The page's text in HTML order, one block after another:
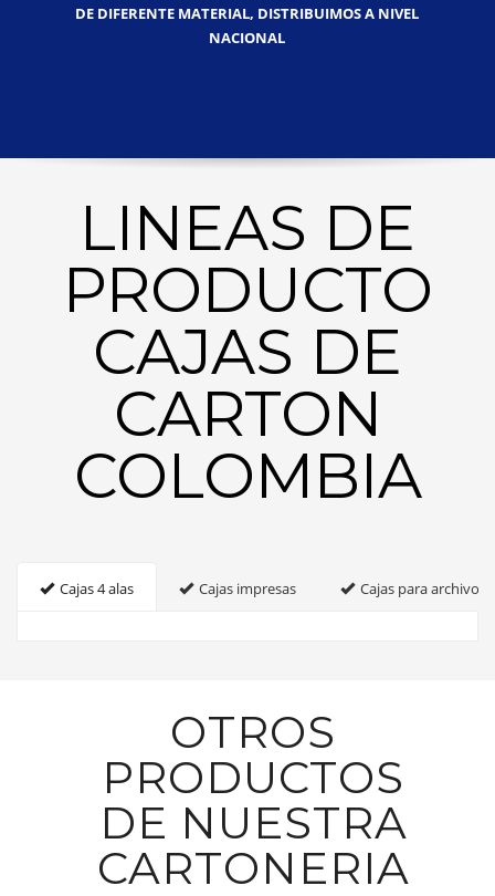
DE DIFERENTE MATERIAL, DISTRIBUIMOS A NIVEL
NACIONAL
LINEAS DE
PRODUCTO
CAJAS DE
CARTON
COLOMBIA
Cajas 4 alas Cajas impresas Cajas para archivo
OTROS
PRODUCTOS
DE NUESTRA
CARTONERIA